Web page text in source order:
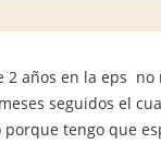
2 años en la eps no
seguidos el
tengo que